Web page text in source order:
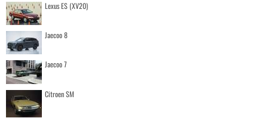
Lexus ES (XV20)
Jaecoo 8
Jaecoo 7
Citroen SM